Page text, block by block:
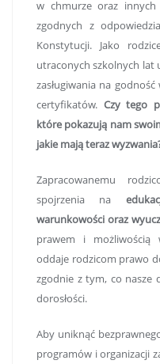
w chmurze oraz innych
zgodnych z
Konstytucji. Jako
utraconych szkolnych lat
zasługiwania na
certyfikatów. Czy tego
które pokazują nam
jakie mają teraz
Zapracowanemu
spojrzenia na
warunkowości oraz
prawem i możliwością
oddaje rodzicom prawo
zgodnie z tym, co nasze
dorosłości.
Aby uniknąć
programów i organizacji